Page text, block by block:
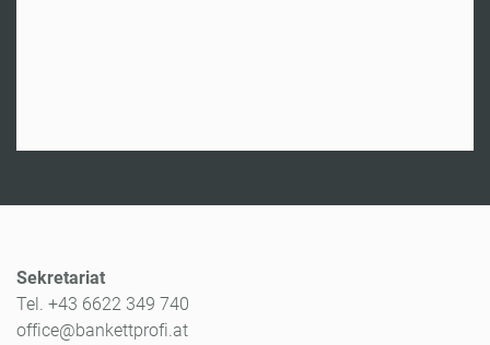
Sekretariat
Tel. +43 6622 349 740
office@bankettprofi.at